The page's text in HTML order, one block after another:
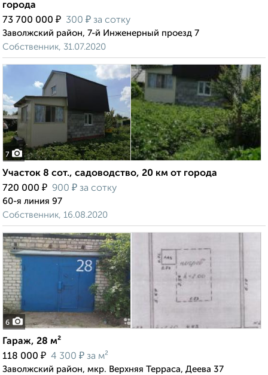
города
73 700 000 ₽ 300 ₽ за сотку
Заволжский район, 7-й Инженерный проезд 7
Собственник, 31.07.2020
7
Участок 8 сот., садоводство, 20 км от города
720 000 ₽ 900 ₽ за сотку
60-я линия 97
Собственник, 16.08.2020
6
Гараж, 28 м²
118 000 ₽ 4 300 ₽ за м²
Заволжский район, мкр. Верхняя Терраса, Деева 37